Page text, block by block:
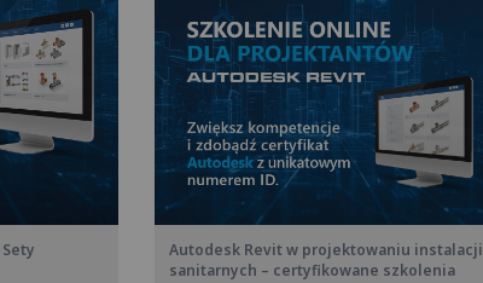
Autodesk Revit w projektowaniu instalacji
sanitarnych – certyfikowane szkolenia